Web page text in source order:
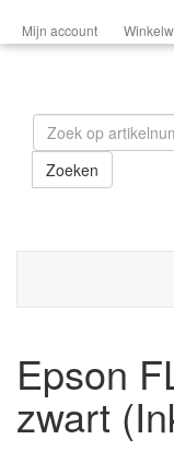
Mijn account
Zoeken
Epson
zwart